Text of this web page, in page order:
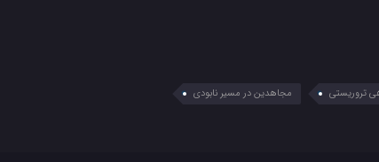
تروریستی
مجاهدین در مسیر نابودی